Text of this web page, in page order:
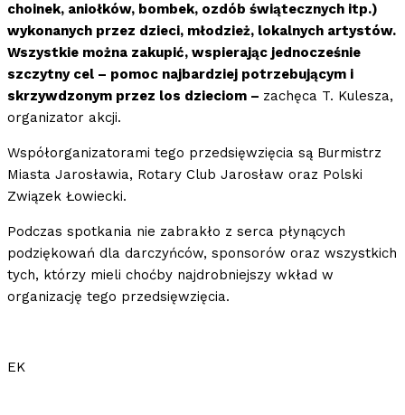
choinek, aniołków, bombek, ozdób świątecznych itp.)
wykonanych przez dzieci, młodzież, lokalnych artystów.
Wszystkie można zakupić, wspierając jednocześnie
szczytny cel – pomoc najbardziej potrzebującym i
skrzywdzonym przez los dzieciom – zachęca T. Kulesza,
organizator akcji.
Współorganizatorami tego przedsięwzięcia są Burmistrz
Miasta Jarosławia, Rotary Club Jarosław oraz Polski
Związek Łowiecki.
Podczas spotkania nie zabrakło z serca płynących
podziękowań dla darczyńców, sponsorów oraz wszystkich
tych, którzy mieli choćby najdrobniejszy wkład w
organizację tego przedsięwzięcia.
EK